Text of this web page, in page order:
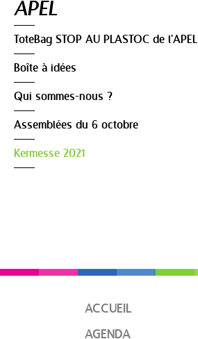
APEL
ToteBag STOP AU PLASTOC de l'APEL
Boîte à idées
Qui sommes-nous ?
Assemblées du 6 octobre
Kermesse 2021
ACCUEIL
AGENDA